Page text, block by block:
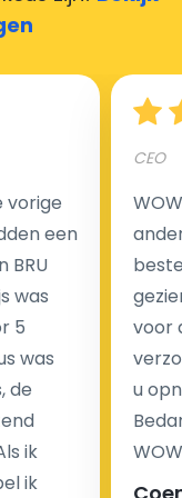
transfer?
van
uw rit. In
taxameter
voor de
kosten voor
over uw
bevat alle
vorige
een
BRU
was
5
was
de
ik
ik
CEO
voor
u